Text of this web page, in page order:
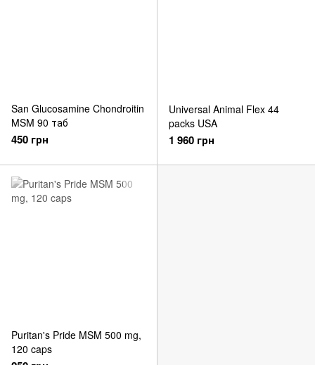
San Glucosamine Chondroitin
MSM 90 таб
450 грн
Universal Animal Flex 44
packs USA
1 960 грн
Puritan's Pride MSM 500 mg,
120 caps